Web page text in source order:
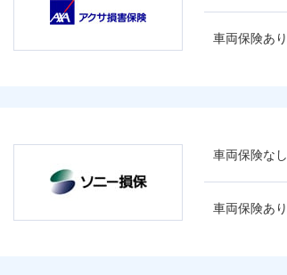
車両保険あり
車両保険なし
車両保険あり